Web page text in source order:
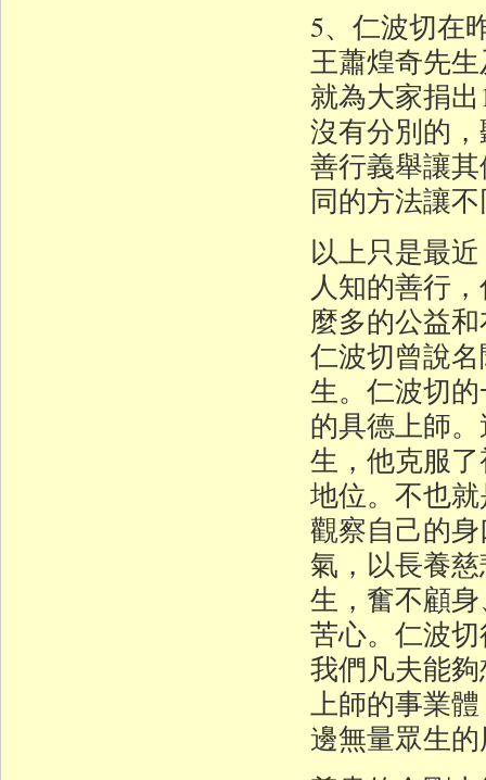
5、仁波切在
王蕭煌奇先
就為大家捐
沒有分別的
善行義舉讓
同的方法讓
以上只是最
人知的善行
麼多的公益
仁波切曾說
生。仁波切
的具德上師
生，他克服
地位。不也
觀察自己的
氣，以長養
生，奮不顧
苦心。仁波
我們凡夫能
上師的事業
邊無量眾生